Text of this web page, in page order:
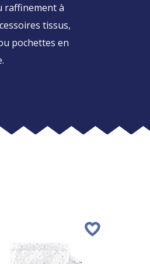
raffinement à
tissus,
pochettes en